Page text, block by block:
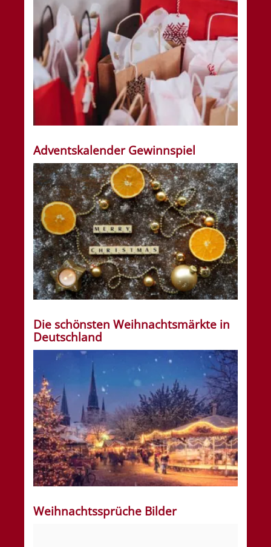
Adventskalender Gewinnspiel
Die schönsten Weihnachtsmärkte in
Deutschland
Weihnachtssprüche Bilder